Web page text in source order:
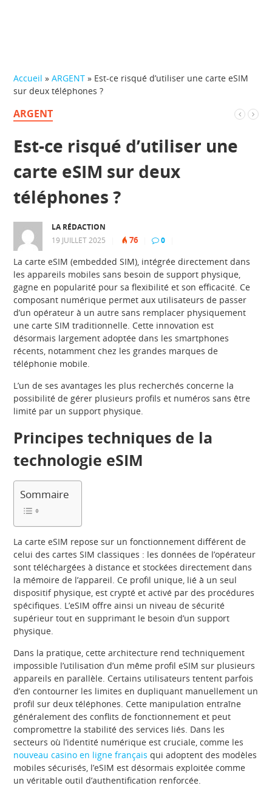
Accueil »ARGENT » Est-ce risqué d’utiliser une carte eSIM
sur deux téléphones ?
ARGENT
Est-ce risqué d’utiliser une
carte eSIM sur deux
téléphones ?
LA RÉDACTION
19 JUILLET 2025
76 0
La carte eSIM (embedded SIM), intégrée directement dans
les appareils mobiles sans besoin de support physique,
gagne en popularité pour sa flexibilité et son efficacité. Ce
composant numérique permet aux utilisateurs de passer
d’un opérateur à un autre sans remplacer physiquement
une carte SIM traditionnelle. Cette innovation est
désormais largement adoptée dans les smartphones
récents, notamment chez les grandes marques de
téléphonie mobile.
L’un de ses avantages les plus recherchés concerne la
possibilité de gérer plusieurs profils et numéros sans être
limité par un support physique.
Principes techniques de la
technologie eSIM
Sommaire
La carte eSIM repose sur un fonctionnement différent de
celui des cartes SIM classiques : les données de l’opérateur
sont téléchargées à distance et stockées directement dans
la mémoire de l’appareil. Ce profil unique, lié à un seul
dispositif physique, est crypté et activé par des procédures
spécifiques. L’eSIM offre ainsi un niveau de sécurité
supérieur tout en supprimant le besoin d’un support
physique.
Dans la pratique, cette architecture rend techniquement
impossible l’utilisation d’un même profil eSIM sur plusieurs
appareils en parallèle. Certains utilisateurs tentent parfois
d’en contourner les limites en dupliquant manuellement un
profil sur deux téléphones. Cette manipulation entraîne
généralement des conflits de fonctionnement et peut
compromettre la stabilité des services liés. Dans les
secteurs où l’identité numérique est cruciale, comme les
nouveau casino en ligne français qui adoptent des modèles
mobiles sécurisés, l’eSIM est désormais exploitée comme
un véritable outil d’authentification renforcée.